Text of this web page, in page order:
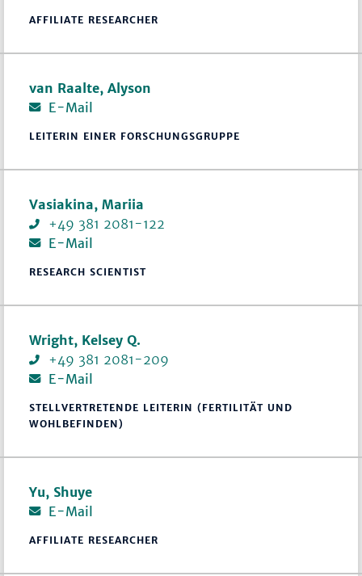
AFFILIATE RESEARCHER
van Raalte, Alyson
E-Mail
LEITERIN EINER FORSCHUNGSGRUPPE
Vasiakina, Mariia
+49 381 2081-122
E-Mail
RESEARCH SCIENTIST
Wright, Kelsey Q.
+49 381 2081-209
E-Mail
STELLVERTRETENDE LEITERIN (FERTILITÄT UND
WOHLBEFINDEN)
Yu, Shuye
E-Mail
AFFILIATE RESEARCHER